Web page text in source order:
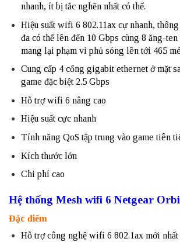
nhanh, ít bị tắc nghẽn nhất có thể.
Hiệu suất wifi 6 802.11ax cự nhanh,
đa có thể lên đến 10 Gbps cùng 8 ăng-
mang lại phạm vi phủ sóng lên tới 465
Cung cấp 4 cổng gigabit ethernet ở mặt
game đặc biệt 2.5 Gbps
Hỗ trợ wifi 6 nâng cao
Hiệu suất cực nhanh
Tính năng QoS tập trung vào game tiên
Kích thước lớn
Chi phí cao
Hệ thống Mesh wifi 6 Netgear
Đặc điểm
Hỗ trợ công nghệ wifi 6 802.1ax mới